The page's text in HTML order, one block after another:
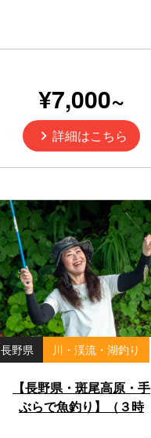
¥7,000~
詳細はこちら
長野県 川・渓流・湖釣り
【長野県・斑尾高原・手
ぶらで魚釣り】（３時